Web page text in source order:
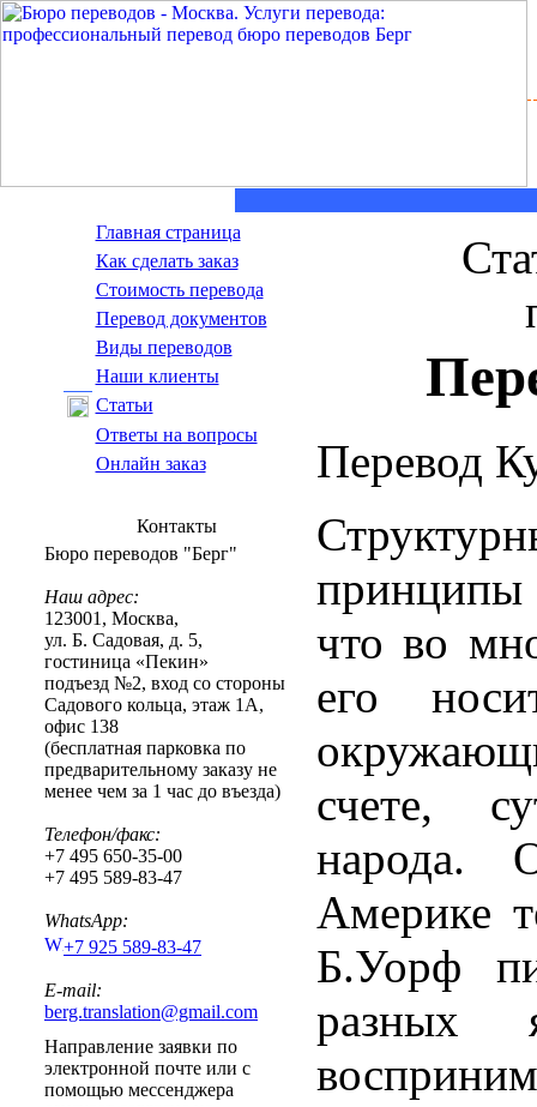
Главная страница
Как сделать заказ
Стоимость перевода
Пepeвoд дoкумeнтoв
Виды переводов
Наши клиенты
Статьи
Ответы на вопросы
Онлайн заказ
Контакты
Бюро переводов "Берг"
Наш адрес:
123001 , Москва,
ул. Б. Садовая, д. 5,
гостиница «Пекин»
подъезд №2, вход со стороны
Садового кольца, этаж 1А,
офис 138
(бесплатная парковка по
предварительному заказу не
менее чем за 1 час до въезда)
Телефон/факс:
+7 495 650-35-00
+7 495 589-83-47
WhatsApp:
+7 925 589-83-47
E-mail:
berg.translation@gmail.com
Направление заявки по
электронной почте или с
помощью мессенджера
Перевод
принципы
что во
его
счете,
народа.
Америке
Б.Уорф
разных